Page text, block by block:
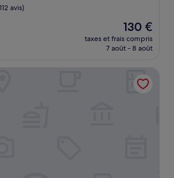
avis)
Le
nouveau
prix
de
130 €
130 €
taxes et frais compris
7 août - 8 août